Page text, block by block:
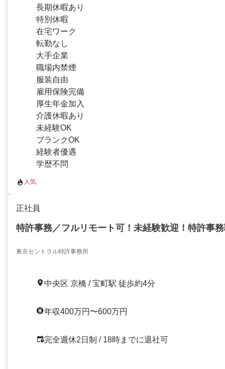
長期休暇あり
特別休暇
在宅ワーク
転勤なし
大手企業
職場内禁煙
服装自由
雇用保険完備
厚生年金加入
介護休暇あり
未経験OK
ブランクOK
経験者優遇
学歴不問
人気
正社員
特許事務／フルリモート可！未経験歓迎！特許事
東京セントラル特許事務所
中央区 京橋 / 宝町駅 徒歩約4分
年収400万円〜600万円
完全週休2日制 / 18時までに退社可